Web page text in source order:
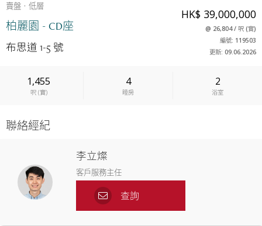
賣盤 低層
柏麗園 - CD座
布思道 1-5 號
HK$ 39,000,000
@ 26,804/ 呎(實)
編號: 119503
更新: 09.06.2026
1,455
呎(實)
4
睡房
2
浴室
聯絡經紀
李立燦
客戶服務主任
查詢